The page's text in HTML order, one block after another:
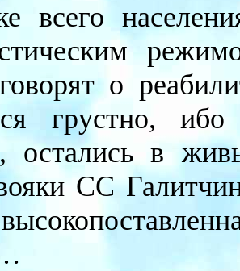
всего
о
грустно,
остались в
СС